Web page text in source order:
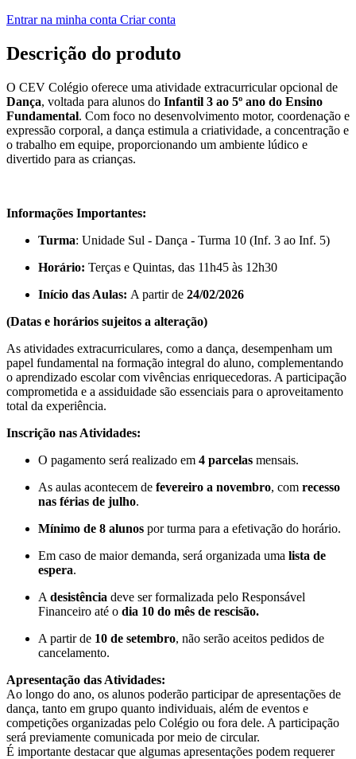
Entrar na minha conta Criar conta
Descrição do produto
O CEV Colégio oferece uma atividade extracurricular opcional de
Dança, voltada para alunos do Infantil 3 ao 5º ano do Ensino
Fundamental. Com foco no desenvolvimento motor, coordenação e
expressão corporal, a dança estimula a criatividade, a concentração e
o trabalho em equipe, proporcionando um ambiente lúdico e
divertido para as crianças.
Informações Importantes:
Turma: Unidade Sul - Dança - Turma 10 (Inf. 3 ao Inf. 5)
Horário: Terças e Quintas, das 11h45 às 12h30
Início das Aulas: A partir de 24/02/2026
(Datas e horários sujeitos a alteração)
As atividades extracurriculares, como a dança, desempenham um
papel fundamental na formação integral do aluno, complementando
o aprendizado escolar com vivências enriquecedoras. A participação
comprometida e a assiduidade são essenciais para o aproveitamento
total da experiência.
Inscrição nas Atividades:
O pagamento será realizado em 4 parcelas mensais.
As aulas acontecem de fevereiro a novembro, com recesso
nas férias de julho.
Mínimo de 8 alunos por turma para a efetivação do horário.
Em caso de maior demanda, será organizada uma lista de
espera.
A desistência deve ser formalizada pelo Responsável
Financeiro até o dia 10 do mês de rescisão.
A partir de 10 de setembro, não serão aceitos pedidos de
cancelamento.
Apresentação das Atividades:
Ao longo do ano, os alunos poderão participar de apresentações de
dança, tanto em grupo quanto individuais, além de eventos e
competições organizadas pelo Colégio ou fora dele. A participação
será previamente comunicada por meio de circular.
É importante destacar que algumas apresentações podem requerer